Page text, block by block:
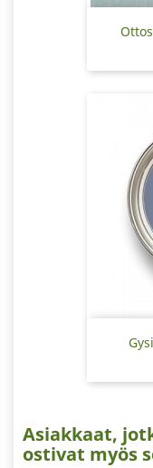
Asiakkaat,
ostivat myös